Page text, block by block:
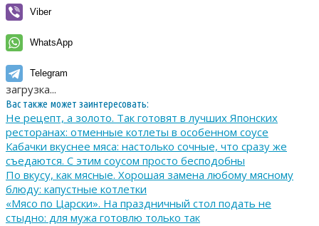
Viber
WhatsApp
Telegram
загрузка...
Вас также может заинтересовать:
Не рецепт, а золото. Так готовят в лучших Японских
ресторанах: отменные котлеты в особенном соусе
Кабачки вкуснее мяса: настолько сочные, что сразу же
съедаются. С этим соусом просто бесподобны
По вкусу, как мясные. Хорошая замена любому мясному
блюду: капустные котлетки
«Мясо по Царски». На праздничный стол подать не
стыдно: для мужа готовлю только так